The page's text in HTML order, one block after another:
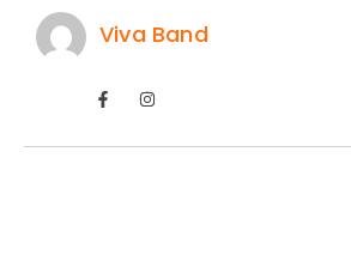
Viva Band